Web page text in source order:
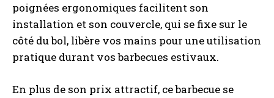
poignées ergonomiques facilitent son
installation et son couvercle, qui se fixe sur le
côté du bol, libère vos mains pour une utilisation
pratique durant vos barbecues estivaux.
En plus de son prix attractif, ce barbecue se